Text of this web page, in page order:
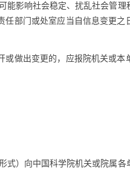
影响社会稳定、扰乱社会管理
部门或处室应当自信息变更之
做出变更的，应报院机关或本
）向中国科学院机关或院属各